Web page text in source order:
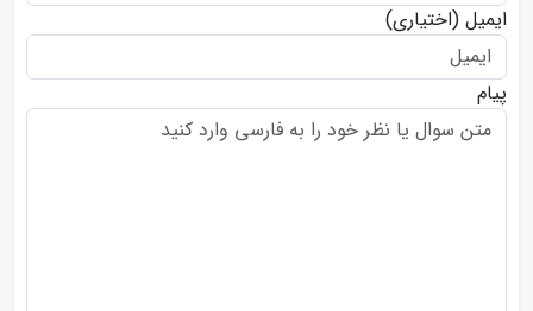
ایمیل (اختیاری)
پیام